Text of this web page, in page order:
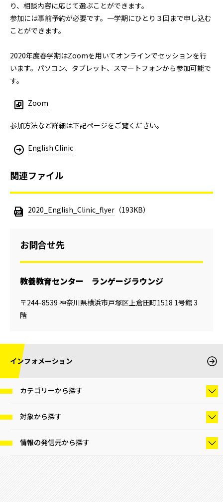
り、相談内容に応じて選ぶことができます。
参加には事前予約が必要です。一学期にひとり３回まで申し込む
ことができます。
2020年度春学期はZoomを用いてオンラインでセッションを行
います。パソコン、タブレット、スマートフォンから参加可能で
す。
Zoom
参加方法など詳細は下記ページをご覧ください。
English Clinic
関連ファイル
2020_English_Clinic_flyer （193KB）
お問合せ先
教養教育センター ランゲージラウンジ
〒244-8539 神奈川県横浜市戸塚区上倉田町1518 1号館 3
階
インフォメーション
カテゴリーから探す
対象から探す
情報の発信元から探す